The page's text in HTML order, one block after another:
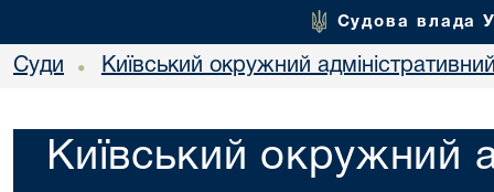
Судова влада
Суди • Київський окружний
Київський окружний